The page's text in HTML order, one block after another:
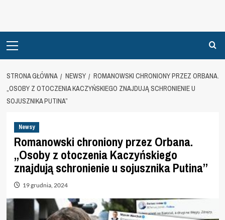
Menu
STRONA GŁÓWNA NEWSY
ROMANOWSKI CHRONIONY PRZEZ ORBANA.
„OSOBY Z OTOCZENIA KACZYŃSKIEGO ZNAJDUJĄ SCHRONIENIE U
SOJUSZNIKA PUTINA”
Newsy
Romanowski chroniony przez Orbana.
„Osoby z otoczenia Kaczyńskiego
znajdują schronienie u sojusznika Putina”
19 grudnia, 2024